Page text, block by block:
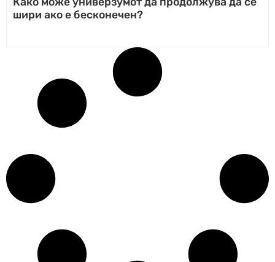
шири ако е бесконечен?